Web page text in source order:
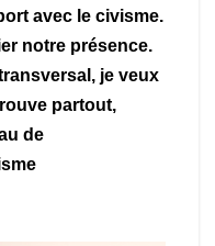
avec le civisme.
notre présence.
je veux
partout,
de